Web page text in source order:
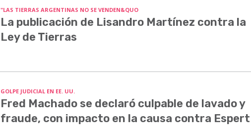
"LAS TIERRAS ARGENTINAS NO SE VENDEN&QUO
La publicación de Lisandro Martínez contra la
Ley de Tierras
GOLPE JUDICIAL EN EE. UU.
Fred Machado se declaró culpable de lavado y
fraude, con impacto en la causa contra Espert